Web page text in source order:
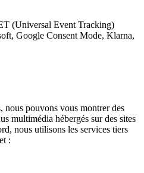
(Universal Event Tracking)
Google Consent Mode, Klarna,
nous pouvons vous montrer des
multimédia hébergés sur des sites
nous utilisons les services tiers
: